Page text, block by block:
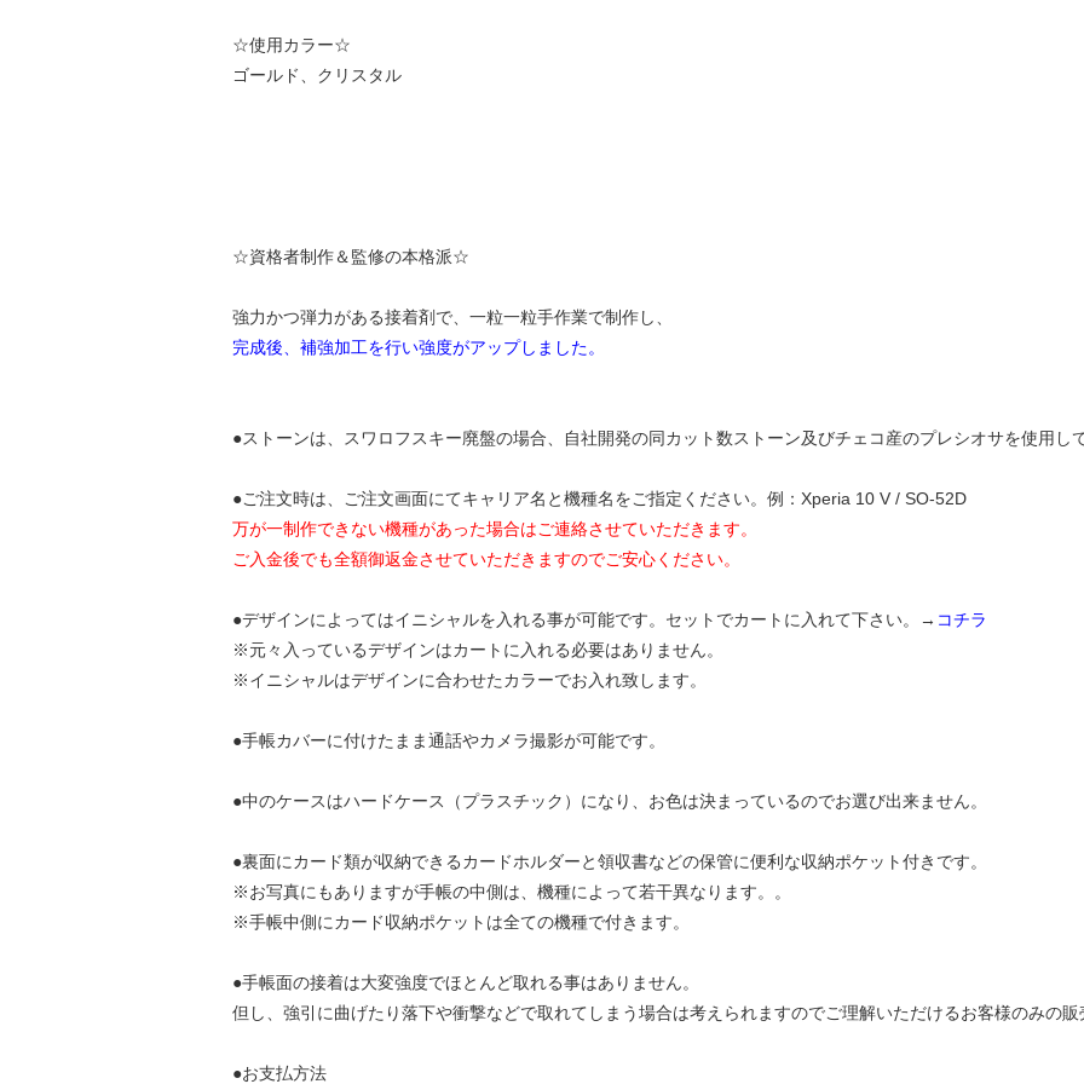
☆使用カラー☆
ゴールド、クリスタル
☆資格者制作＆監修の本格派☆
強力かつ弾力がある接着剤で、一粒一粒手作業で制作し、
完成後、補強加工を行い強度がアップしました。
●ストーンは、スワロフスキー廃盤の場合、自社開発の同カット数ストーン及びチェコ産のプレシオサを使用し
●ご注文時は、ご注文画面にてキャリア名と機種名をご指定ください。例：Xperia 10 V / SO-52D
万が一制作できない機種があった場合はご連絡させていただきます。
ご入金後でも全額御返金させていただきますのでご安心ください。
●デザインによってはイニシャルを入れる事が可能です。セットでカートに入れて下さい。→ コチラ
※元々入っているデザインはカートに入れる必要はありません。
※イニシャルはデザインに合わせたカラーでお入れ致します。
●手帳カバーに付けたまま通話やカメラ撮影が可能です。
●中のケースはハードケース（プラスチック）になり、お色は決まっているのでお選び出来ません。
●裏面にカード類が収納できるカードホルダーと領収書などの保管に便利な収納ポケット付きです。
※お写真にもありますが手帳の中側は、機種によって若干異なります。。
※手帳中側にカード収納ポケットは全ての機種で付きます。
●手帳面の接着は大変強度でほとんど取れる事はありません。
但し、強引に曲げたり落下や衝撃などで取れてしまう場合は考えられますのでご理解いただけるお客様のみの販
●お支払方法